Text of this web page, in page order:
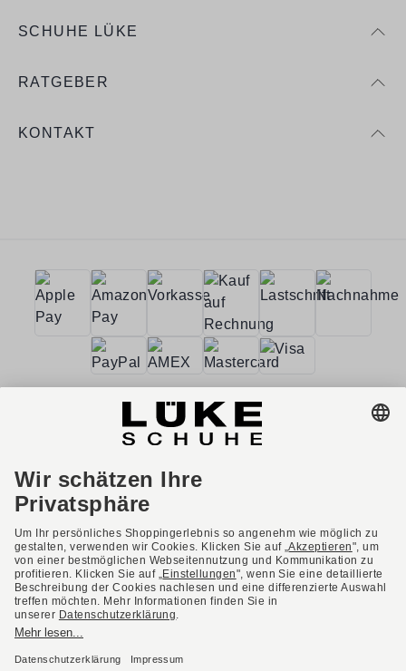
SCHUHE LÜKE
RATGEBER
KONTAKT
AGB Barrierefreiheit
Impressum
Datenschutzerklärung
Datenschutzeinstellungen